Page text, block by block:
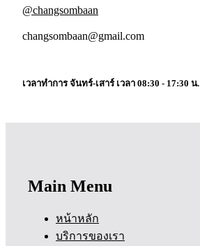
@changsombaan
changsombaan@gmail.com
เวลาทำการ จันทร์-เสาร์ เวลา 08:30 - 17:30 น.
Main Menu
หน้าหลัก
บริการของเรา